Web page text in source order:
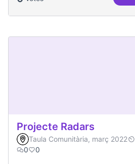
Projecte Radars
Taula Comunitària, març 2022
0
0